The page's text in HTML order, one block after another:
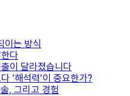
이는 방식
다
이 달라졌습니다
‘해석력’이 중요한가?
, 그리고 경험